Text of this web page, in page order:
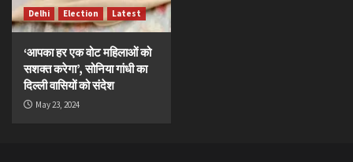
Delhi Election Latest
‘आपका हर एक वोट महिलाओं को
सशक्त करेगा’, सोनिया गांधी का
दिल्ली वासियों को संदेश
May 23, 2024